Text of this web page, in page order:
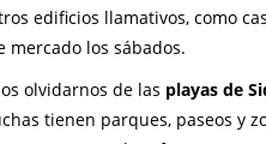
edificios llamativos, como
los sábados.
olvidarnos de las playas de
tienen parques, paseos y